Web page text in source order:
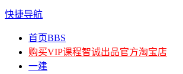
快捷导航
首页BBS
购买VIP课程智诚出品官方淘宝店
一建